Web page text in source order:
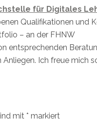
für Digitales
Qualifikationen und
– an der FHNW
entsprechenden
Ich freue mich
mit * markiert